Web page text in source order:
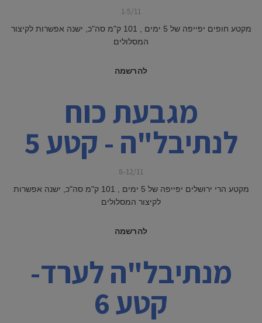
1-5/11
מקטע חופים יפייפה של 5 ימים , 101 ק"מ סה"כ, ישנה אפשרות לקיצור
המסלולים
להרשמה
מגבעת כוח
לנתיבל"ה - קטע 5
8-12/11
מקטע הרי ירושלים יפייפה של 5 ימים , 101 ק"מ סה"כ, ישנה אפשרות
לקיצור המסלולים
להרשמה
מנתיבל"ה לערד-
קטע 6